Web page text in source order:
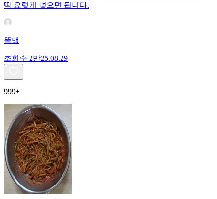
딱 요렇게 넣으면 됩니다.
똘맹
조회수 2만25.08.29
999+